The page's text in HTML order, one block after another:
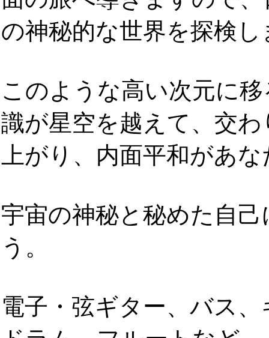
の神秘的な世界を探検
このような高い次元に
識が星空を越えて、交
上がり、内面平和があ
宇宙の神秘と秘めた自
う。
電子・弦ギター、バス